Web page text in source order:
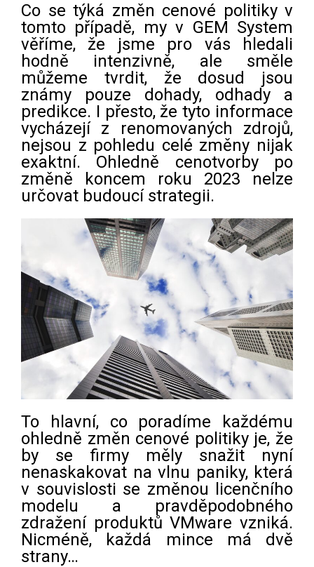
Co se týká změn cenové politiky v
tomto případě, my v GEM System
věříme, že jsme pro vás hledali
hodně intenzivně, ale směle
můžeme tvrdit, že dosud jsou
známy pouze dohady, odhady a
predikce. I přesto, že tyto informace
vycházejí z renomovaných zdrojů,
nejsou z pohledu celé změny nijak
exaktní. Ohledně cenotvorby po
změně koncem roku 2023 nelze
určovat budoucí strategii.
To hlavní, co poradíme každému
ohledně změn cenové politiky je, že
by se firmy měly snažit nyní
nenaskakovat na vlnu paniky, která
v souvislosti se změnou licenčního
modelu a pravděpodobného
zdražení produktů VMware vzniká.
Nicméně, každá mince má dvě
strany…